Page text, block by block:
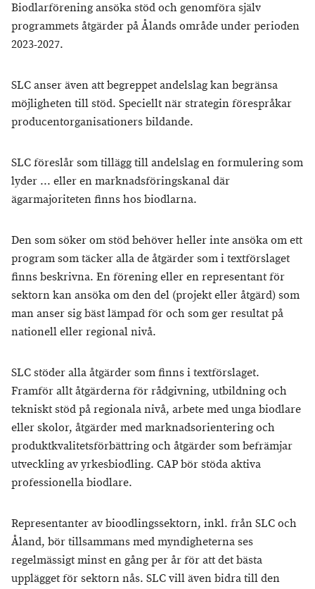
Biodlarförening ansöka stöd och genomföra själv
programmets åtgärder på Ålands område under perioden
2023-2027.
SLC anser även att begreppet andelslag kan begränsa
möjligheten till stöd. Speciellt när strategin förespråkar
producentorganisationers bildande.
SLC föreslår som tillägg till andelslag en formulering som
lyder ... eller en marknadsföringskanal där
ägarmajoriteten finns hos biodlarna.
Den som söker om stöd behöver heller inte ansöka om ett
program som täcker alla de åtgärder som i textförslaget
finns beskrivna. En förening eller en representant för
sektorn kan ansöka om den del (projekt eller åtgärd) som
man anser sig bäst lämpad för och som ger resultat på
nationell eller regional nivå.
SLC stöder alla åtgärder som finns i textförslaget.
Framför allt åtgärderna för rådgivning, utbildning och
tekniskt stöd på regionala nivå, arbete med unga biodlare
eller skolor, åtgärder med marknadsorientering och
produktkvalitetsförbättring och åtgärder som befrämjar
utveckling av yrkesbiodling. CAP bör stöda aktiva
professionella biodlare.
Representanter av bioodlingssektorn, inkl. från SLC och
Åland, bör tillsammans med myndigheterna ses
regelmässigt minst en gång per år för att det bästa
upplägget för sektorn nås. SLC vill även bidra till den